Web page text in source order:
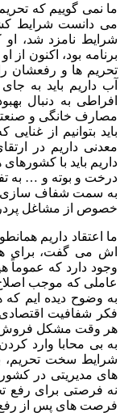
ما نمی گوییم که تحریم
می دانست شرایط
شرایط نامزد شد،
برنامه بود، اکنون از
تحریم ها و رفعشان
آب داریم باید به
افراطی به دنبال
مصارف خانگی و
باید بتوانیم از
معدنی داریم در
داریم باید با
درخت و بوته و … به
به سمت شفاف سازی
خصوص از مشاغل
ما اعتقاد داریم
اش می گفت، برای
وجود دارد که عموماً
عاملی که موجب
به وضوح دیده ایم که
فکر شفافیت اقتصادی
هر وقت مشکل فروش
به بی محابا وارد
شرایط سخت تحریم،
های مدیریتی در
نه فرصتی برای رفع
فرصت های پس از رفع